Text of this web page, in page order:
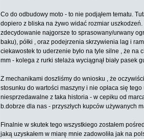
Co do odbudowy moto - to nie podjąłem tematu.
dopiero z bliska na żywo widać rozmiar
zdecydowanie najgorsze to sprasowany/urwany
baku), półki , oraz podejrzenia skrzywienia lag i
ciekawostek to uderzenie było na tyle silne , że na
mm - kolega z rurki stelaża wyciągnął biały pasek
Z mechanikami doszliśmy do wniosku , że
stosunku do wartości maszyny i nie opłaca się
niesprzedawalne z taka historia - w cepiku od
b.dobrze dla nas - przyszłych kupców używanych
Finalnie w skutek tego wszystkiego zostałem
jaką uzyskałem w miarę mnie zadowoliła jak na